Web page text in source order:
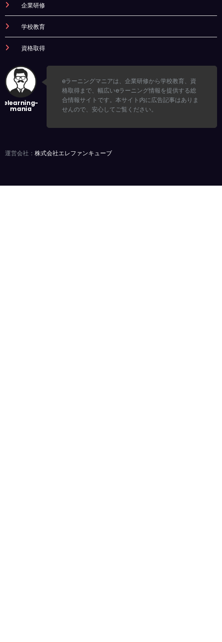
企業研修
学校教育
資格取得
eラーニングマニアは、企業研修から学校教育、資
格取得まで、幅広いeラーニング情報を提供する総
合情報サイトです。本サイト内に広告記事はありま
せんので、安心してご覧ください。
運営会社： 株式会社エレファンキューブ